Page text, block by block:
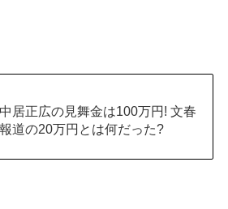
中居正広の見舞金は100万円! 文春
報道の20万円とは何だった?